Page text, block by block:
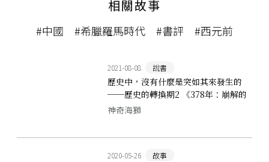
相關故事
#中國 #希臘羅馬時代 #書評 #西元前
2021-08-08 說書
歷史中，沒有什麼是突如其來發生的
──歷史的轉換期2 《378年：崩解的
古代帝國秩序》書評
神奇海獅
2020-05-26 故事